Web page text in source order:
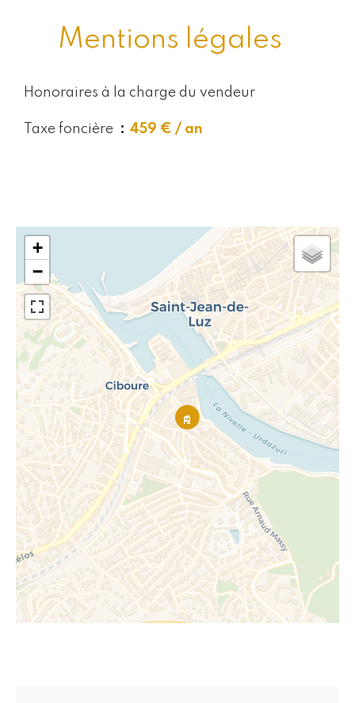
Mentions légales
Honoraires à la charge du vendeur
Taxe foncière 459 € / an
+
−